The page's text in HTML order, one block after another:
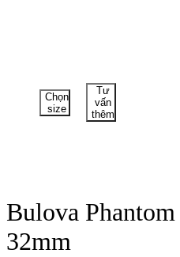
Chọn
size
Tư
vấn
thêm
Bulova
32mm